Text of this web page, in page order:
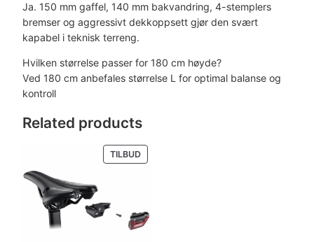
Ja. 150 mm gaffel, 140 mm bakvandring, 4-stemplers
bremser og aggressivt dekkoppsett gjør den svært
kapabel i teknisk terreng.
Hvilken størrelse passer for 180 cm høyde?
Ved 180 cm anbefales størrelse L for optimal balanse og
kontroll
Related products
TILBUDPRODUKT
PÅ